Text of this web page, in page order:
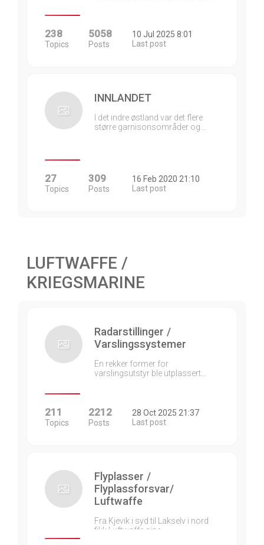
238
Topics
5058
Posts
10 Jul 2025 8:01
Last post
INNLANDET
I det indre østland var det flere
større garnisonsområder og…
27
Topics
309
Posts
16 Feb 2020 21:10
Last post
LUFTWAFFE /
KRIEGSMARINE
Radarstillinger /
Varslingssystemer
En rekker former for
varslingsutstyr ble utplassert…
211
Topics
2212
Posts
28 Oct 2025 21:37
Last post
Flyplasser /
Flyplassforsvar/
Luftwaffe
Fra Kjevik i syd til Lakselv i nord
fikk Luftwaffe sine…